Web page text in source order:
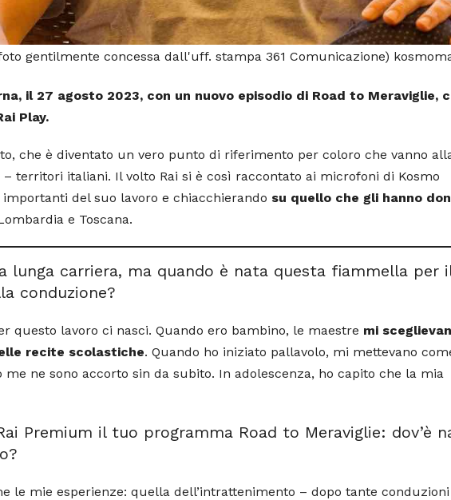
gentilmente concessa dall'uff. stampa 361 Comunicazione)
il 27 agosto 2023, con un nuovo episodio di Road to Meraviglie,
Play.
che è diventato un vero punto di riferimento per coloro che vanno
territori italiani. Il volto Rai si è così raccontato ai microfoni di Kosmo
del suo lavoro e chiacchierando su quello che gli hanno
e Toscana.
lunga carriera, ma quando è nata questa fiammella per
conduzione?
questo lavoro ci nasci. Quando ero bambino, le maestre mi
recite scolastiche. Quando ho iniziato pallavolo, mi mettevano
ne sono accorto sin da subito. In adolescenza, ho capito che la mia
Premium il tuo programma Road to Meraviglie: dov’è
le mie esperienze: quella dell’intrattenimento – dopo tante